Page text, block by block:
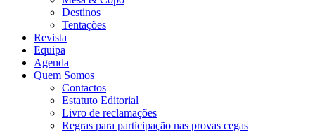
Destinos
Tentações
Revista
Equipa
Agenda
Quem Somos
Contactos
Estatuto Editorial
Livro de reclamações
Regras para participação nas provas cegas